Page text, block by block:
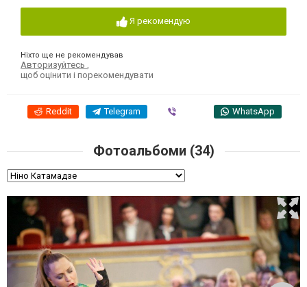
Я рекомендую
Ніхто ще не рекомендував
Авторизуйтесь
щоб оцінити і порекомендувати
Reddit Telegram WhatsApp
Фотоальбоми (34)